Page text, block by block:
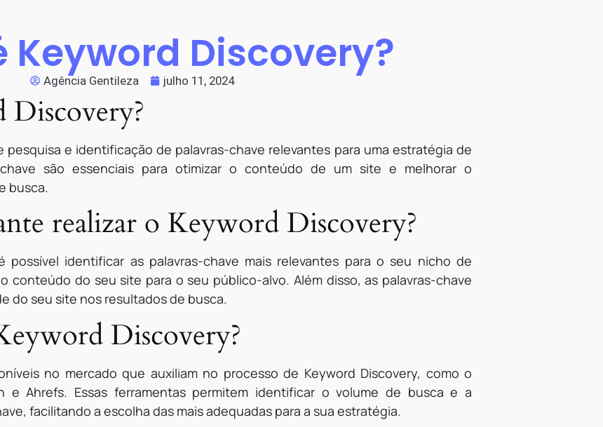
Keyword Discovery?
Agência Gentileza julho 11, 2024
pesquisa e identificação de palavras-chave relevantes para uma estratégia de
chave são essenciais para otimizar o conteúdo de um site e melhorar o
busca.
realizar o Keyword Discovery?
possível identificar as palavras-chave mais relevantes para o seu nicho de
conteúdo do seu site para o seu público-alvo. Além disso, as palavras-chave
do seu site nos resultados de busca.
Discovery?
no mercado que auxiliam no processo de Keyword Discovery, como o
e Ahrefs. Essas ferramentas permitem identificar o volume de busca e a
facilitando a escolha das mais adequadas para a sua estratégia.